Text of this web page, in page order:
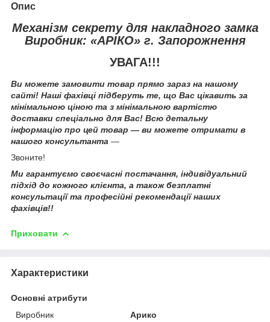
Опис
Механізм секрету для накладного замка
Виробник: «АРІКО» г. Запорожнення
УВАГА!!!
Ви можете замовити товар прямо зараз на нашому
сайті! Наші фахівці підберуть те, що Вас цікавить за
мінімальною ціною та з мінімальною вартістю
доставки спеціально для Вас! Всю детальну
інформацію про цей товар — ви можете отримати в
нашого консультанта —
Звоните!
Ми гарантуємо своєчасні постачання, індивідуальний
підхід до кожного клієнта, а також безплатні
консультації та професійні рекомендації наших
фахівців!!
Приховати
Характеристики
Основні атрибути
Виробник
Арико